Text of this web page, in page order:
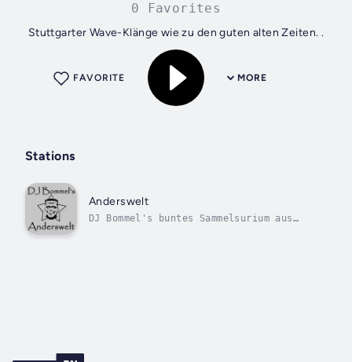
0 Favorites
Stuttgarter Wave-Klänge wie zu den guten alten Zeiten. .
MORE
FAVORITE
Stations
Anderswelt
DJ Bommel's buntes Sammelsurium aus